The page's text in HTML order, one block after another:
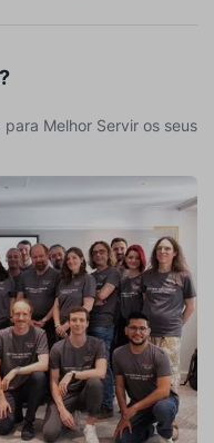
Melhor Servir os seus